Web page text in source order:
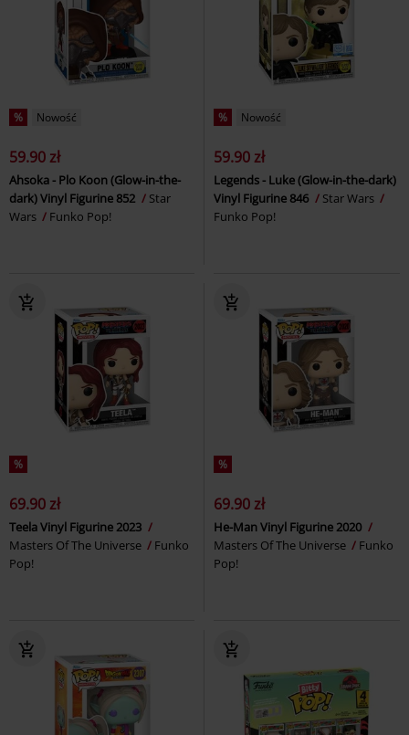
% Nowość
59.90 zł
Ahsoka - Plo Koon (Glow-in-the-
dark) Vinyl Figurine 852
Star
Wars
Funko Pop!
% Nowość
59.90 zł
Legends - Luke (Glow-in-the-dark)
Vinyl Figurine 846
Star Wars
Funko Pop!
%
69.90 zł
Teela Vinyl Figurine 2023
Masters Of The Universe
Funko
Pop!
%
69.90 zł
He-Man Vinyl Figurine 2020
Masters Of The Universe
Funko
Pop!